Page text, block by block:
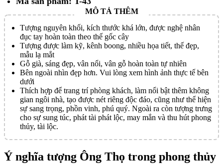
Tượng nguyên khối, kích thước khá lớn, được nghệ nhân
đục tay hoàn toàn theo thế gốc cây
Tượng được làm kỹ, kênh boong, nhiều họa tiết, thế đẹp,
mẫu lạ mắt
Gỗ già, sáng đẹp, vân nổi, vân gỗ hoàn toàn tự nhiên
Bên ngoài nhìn đẹp hơn. Vui lòng xem hình ảnh thực tế bên
dưới
Thích hợp để trang trí phòng khách, làm nổi bật thêm không
gian ngôi nhà, tạo được nét riêng độc đáo, cũng như thể hiện
sự sang trọng, phồn vinh, phú quý. Ngoài ra còn tượng trưng
cho sự sung túc, phát tài phát lộc, may mắn và thu hút phong
thủy, tài lộc.
Ý nghĩa tượng Ông Thọ trong phong thủy